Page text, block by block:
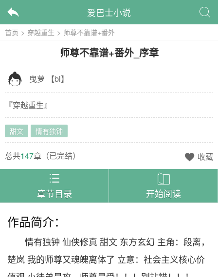
 爱巴士小说 
首页 > 穿越重生 > 师尊不靠谱+番外
师尊不靠谱+番外_ 序章
 曳萝 【bl】
『穿越重生』
甜文 情有独钟
总共147章（已完结）  收藏

章节目录

开始阅读
作品简介：
情有独钟 仙侠修真 甜文 东方玄幻 主角：段离，
楚岚 我的师尊又魂魄离体了 立意：社会主义核心价